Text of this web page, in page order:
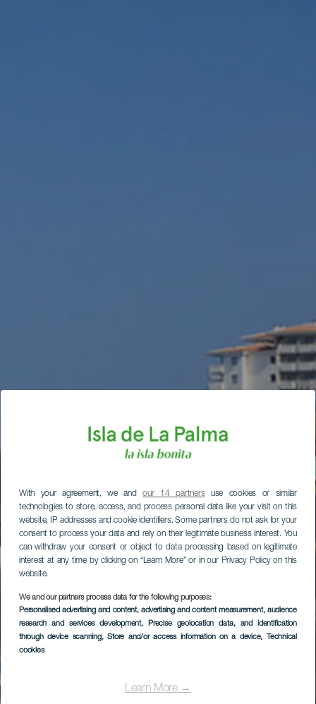
With your agreement, we andour 14 partnersuse cookies or similar
technologies to store, access, and process personal data like your visit on this
website, IP addresses and cookie identifiers. Some partners do not ask for your
consent to process your data and rely on their legitimate business interest. You
can withdraw your consent or object to data processing based on legitimate
interest at any time by clicking on “Learn More” or in our Privacy Policy on this
website.
We and our partners process data for the following purposes:
Personalised advertising and content, advertising and content measurement, audience
research and services development, Precise geolocation data, and identification
through device scanning, Store and/or access information on a device, Technical
cookies
Learn More →